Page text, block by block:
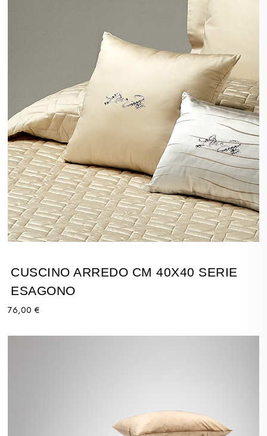
CUSCINO ARREDO CM 40X40 SERIE
ESAGONO
76,00 €